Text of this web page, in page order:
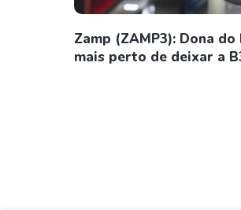
Zamp (ZAMP3): Dona
mais perto de deixar a